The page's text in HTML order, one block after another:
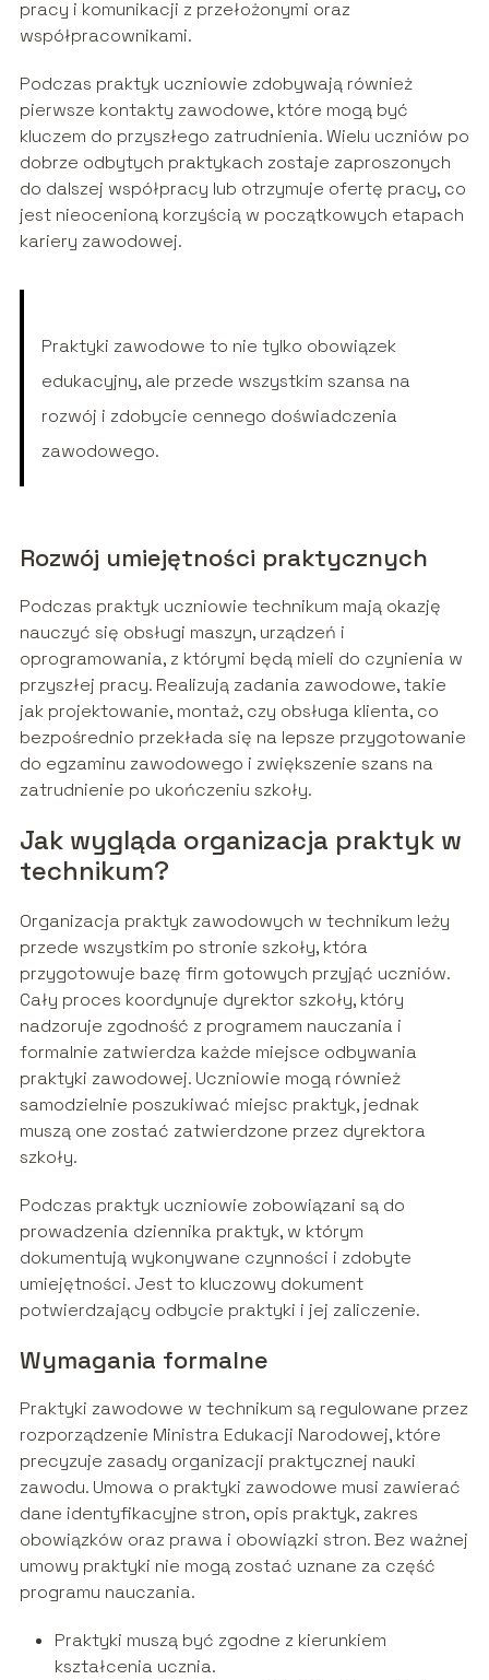
pracy i komunikacji z przełożonymi oraz
współpracownikami.
Podczas praktyk uczniowie zdobywają również
pierwsze kontakty zawodowe, które mogą być
kluczem do przyszłego zatrudnienia. Wielu uczniów po
dobrze odbytych praktykach zostaje zaproszonych
do dalszej współpracy lub otrzymuje ofertę pracy, co
jest nieocenioną korzyścią w początkowych etapach
kariery zawodowej.
Praktyki zawodowe to nie tylko obowiązek
edukacyjny, ale przede wszystkim szansa na
rozwój i zdobycie cennego doświadczenia
zawodowego.
Rozwój umiejętności praktycznych
Podczas praktyk uczniowie technikum mają okazję
nauczyć się obsługi maszyn, urządzeń i
oprogramowania, z którymi będą mieli do czynienia w
przyszłej pracy. Realizują zadania zawodowe, takie
jak projektowanie, montaż, czy obsługa klienta, co
bezpośrednio przekłada się na lepsze przygotowanie
do egzaminu zawodowego i zwiększenie szans na
zatrudnienie po ukończeniu szkoły.
Jak wygląda organizacja praktyk w
technikum?
Organizacja praktyk zawodowych w technikum leży
przede wszystkim po stronie szkoły, która
przygotowuje bazę firm gotowych przyjąć uczniów.
Cały proces koordynuje dyrektor szkoły, który
nadzoruje zgodność z programem nauczania i
formalnie zatwierdza każde miejsce odbywania
praktyki zawodowej. Uczniowie mogą również
samodzielnie poszukiwać miejsc praktyk, jednak
muszą one zostać zatwierdzone przez dyrektora
szkoły.
Podczas praktyk uczniowie zobowiązani są do
prowadzenia dziennika praktyk, w którym
dokumentują wykonywane czynności i zdobyte
umiejętności. Jest to kluczowy dokument
potwierdzający odbycie praktyki i jej zaliczenie.
Wymagania formalne
Praktyki zawodowe w technikum są regulowane przez
rozporządzenie Ministra Edukacji Narodowej, które
precyzuje zasady organizacji praktycznej nauki
zawodu. Umowa o praktyki zawodowe musi zawierać
dane identyfikacyjne stron, opis praktyk, zakres
obowiązków oraz prawa i obowiązki stron. Bez ważnej
umowy praktyki nie mogą zostać uznane za część
programu nauczania.
Praktyki muszą być zgodne z kierunkiem
kształcenia ucznia.